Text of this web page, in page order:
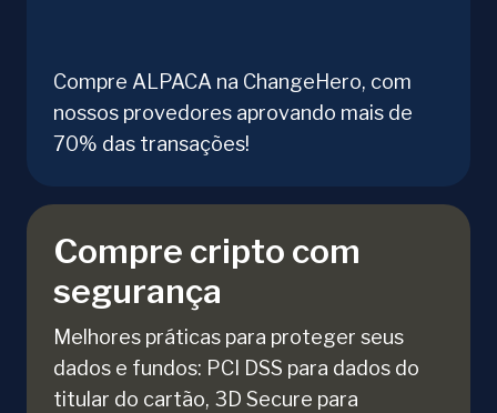
Compre ALPACA na ChangeHero, com
nossos provedores aprovando mais de
70% das transações!
Compre cripto com
segurança
Melhores práticas para proteger seus
dados e fundos: PCI DSS para dados do
titular do cartão, 3D Secure para